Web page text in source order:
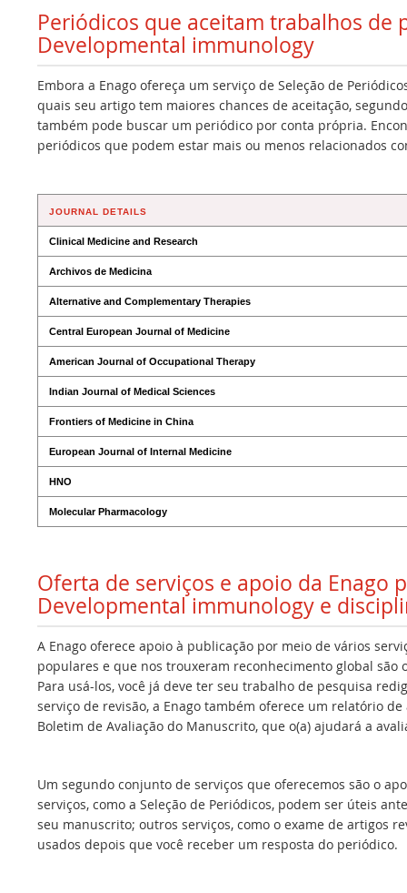
Periódicos que aceitam trabalhos de
Developmental immunology
Embora a Enago ofereça um serviço de Seleção de
quais seu artigo tem maiores chances de aceitação,
também pode buscar um periódico por conta própria.
periódicos que podem estar mais ou menos relacionados
JOURNAL DETAILS
Clinical Medicine and Research
Archivos de Medicina
Alternative and Complementary Therapies
Central European Journal of Medicine
American Journal of Occupational Therapy
Indian Journal of Medical Sciences
Frontiers of Medicine in China
European Journal of Internal Medicine
HNO
Molecular Pharmacology
Oferta de serviços e apoio da Enago
Developmental immunology e
A Enago oferece apoio à publicação por meio de vários
populares e que nos trouxeram reconhecimento global são
Para usá-los, você já deve ter seu trabalho de pesquisa
serviço de revisão, a Enago também oferece um relatório
Boletim de Avaliação do Manuscrito, que o(a) ajudará a
Um segundo conjunto de serviços que oferecemos são o
serviços, como a Seleção de Periódicos, podem ser úteis
seu manuscrito; outros serviços, como o exame de artigos
usados depois que você receber um resposta do periódico.